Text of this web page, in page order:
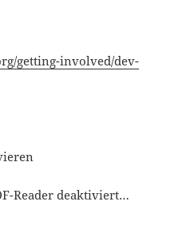
getting-involved/dev-
Reader deaktiviert…